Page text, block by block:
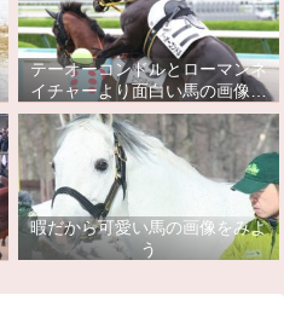
テーオーコンドルとローマンネ
イチャーより面白い馬の画像っ
てあるの？
暇だから可愛い馬の画像をみよ
う